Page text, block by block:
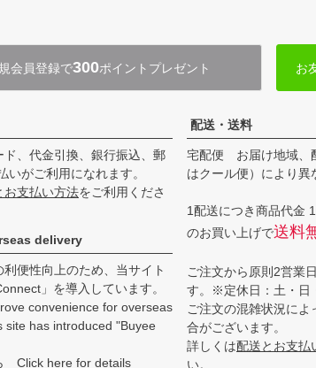
会員登録で300ポイントプレゼント お
ド、代金引換、銀行振込、郵
いがご利用になれます。
お支払い方法をご利用くださ
delivery
便性向上のため、当サイト
」を導入しています。
convenience for overseas
site has introduced "Buyee
Click here for details
配送・送料
宅配便 お届け地域、
はクール便）により異
1配送につき商品代金
のお買い上げで送料
ご注文から原則2営業
す。※定休日：土・日
ご注文の混雑状況に
合がございます。
詳しくは配送とお支払
い。